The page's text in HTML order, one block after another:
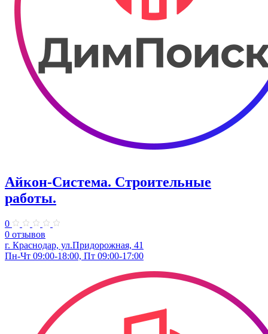
Айкон-Система. Строительные
работы.
0
0 отзывов
г. Краснодар, ул.Придорожная, 41
Пн-Чт 09:00-18:00, Пт 09:00-17:00